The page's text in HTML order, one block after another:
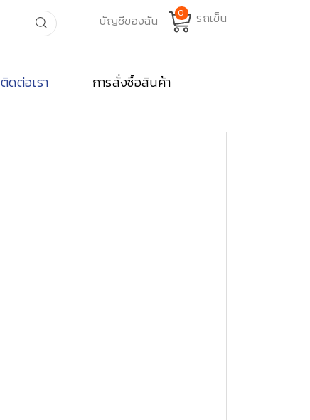
0
ติดต่อเรา
การสั่งซื้อสินค้า